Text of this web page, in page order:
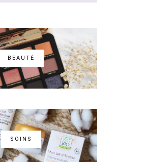
BEAUTÉ
SOINS